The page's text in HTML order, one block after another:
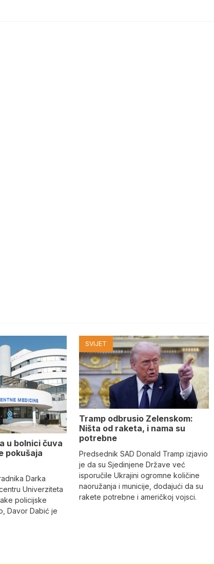
u bolnici čuva
pokušaja
Darka
Univerziteta
policijske
Davor Dabić je
SVIJET
Tramp odbrusio Zelenskom:
Ništa od raketa, i nama su
potrebne
Predsednik SAD Donald Tramp izjavio
je da su Sjedinjene Države već
isporučile Ukrajini ogromne količine
naoružanja i municije, dodajući da su
rakete potrebne i američkoj vojsci.